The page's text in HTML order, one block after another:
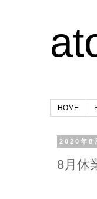
HOME
2020年8
8月休